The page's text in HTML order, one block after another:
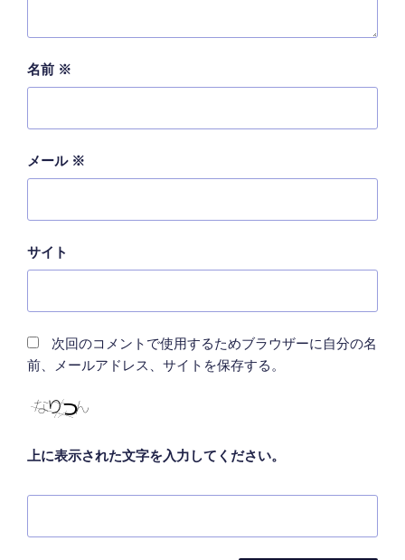
名前 ※
メール ※
サイト
次回のコメントで使用するためブラウザーに自分の名
前、メールアドレス、サイトを保存する。
上に表示された文字を入力してください。